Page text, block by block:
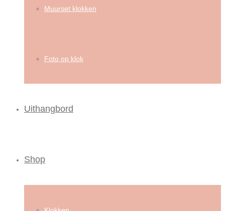
Muurset klokken
Foto op klok
Uithangbord
Shop